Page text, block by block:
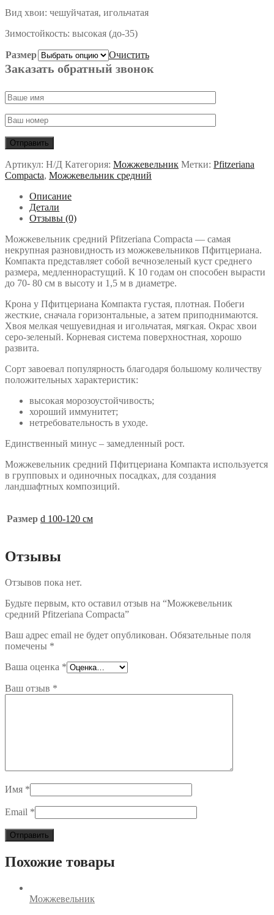
Вид хвои: чешуйчатая, игольчатая
Зимостойкость: высокая (до-35)
Размер Очистить
Заказать обратный звонок
Артикул: Н/Д Категория: Можжевельник Метки: Pfitzeriana
Compacta, Можжевельник средний
Описание
Детали
Отзывы (0)
Можжевельник средний Pfitzeriana Compacta — самая
некрупная разновидность из можжевельников Пфитцериана.
Компакта представляет собой вечнозеленый куст среднего
размера, медленнорастущий. К 10 годам он способен вырасти
до 70- 80 см в высоту и 1,5 м в диаметре.
Крона у Пфитцериана Компакта густая, плотная. Побеги
жесткие, сначала горизонтальные, а затем приподнимаются.
Хвоя мелкая чешуевидная и игольчатая, мягкая. Окрас хвои
серо-зеленый. Корневая система поверхностная, хорошо
развита.
Сорт завоевал популярность благодаря большому количеству
положительных характеристик:
высокая морозоустойчивость;
хороший иммунитет;
нетребовательность в уходе.
Единственный минус – замедленный рост.
Можжевельник средний Пфитцериана Компакта используется
в групповых и одиночных посадках, для создания
ландшафтных композиций.
Размер d 100-120 см
Отзывы
Отзывов пока нет.
Будьте первым, кто оставил отзыв на “Можжевельник
средний Pfitzeriana Compacta”
Ваш адрес email не будет опубликован. Обязательные поля
помечены *
Ваша оценка *
Ваш отзыв *
Имя *
Email *
Похожие товары
Можжевельник